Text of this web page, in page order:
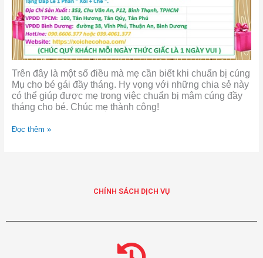
Trên đây là một số điều mà mẹ cần biết khi chuẩn bị cúng
Mụ cho bé gái đầy tháng. Hy vọng với những chia sẻ này
có thể giúp được mẹ trong việc chuẩn bị mâm cúng đầy
tháng cho bé. Chúc mẹ thành công!
Đọc thêm »
CHÍNH SÁCH DỊCH VỤ